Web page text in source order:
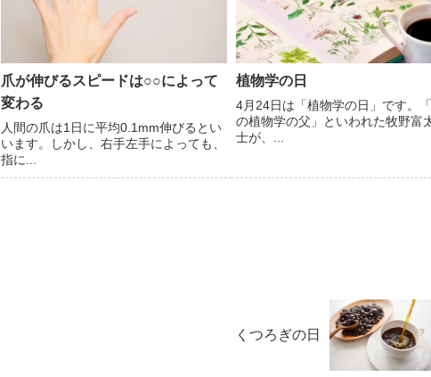
爪が伸びるスピードは○○によって
変わる
人間の爪は1日に平均0.1mm伸びるとい
います。しかし、右手左手によっても、
指に...
植物学の日
4月24日は「植物学の日」です。
の植物学の父」といわれた牧野富
士が、...
くつろぎの日